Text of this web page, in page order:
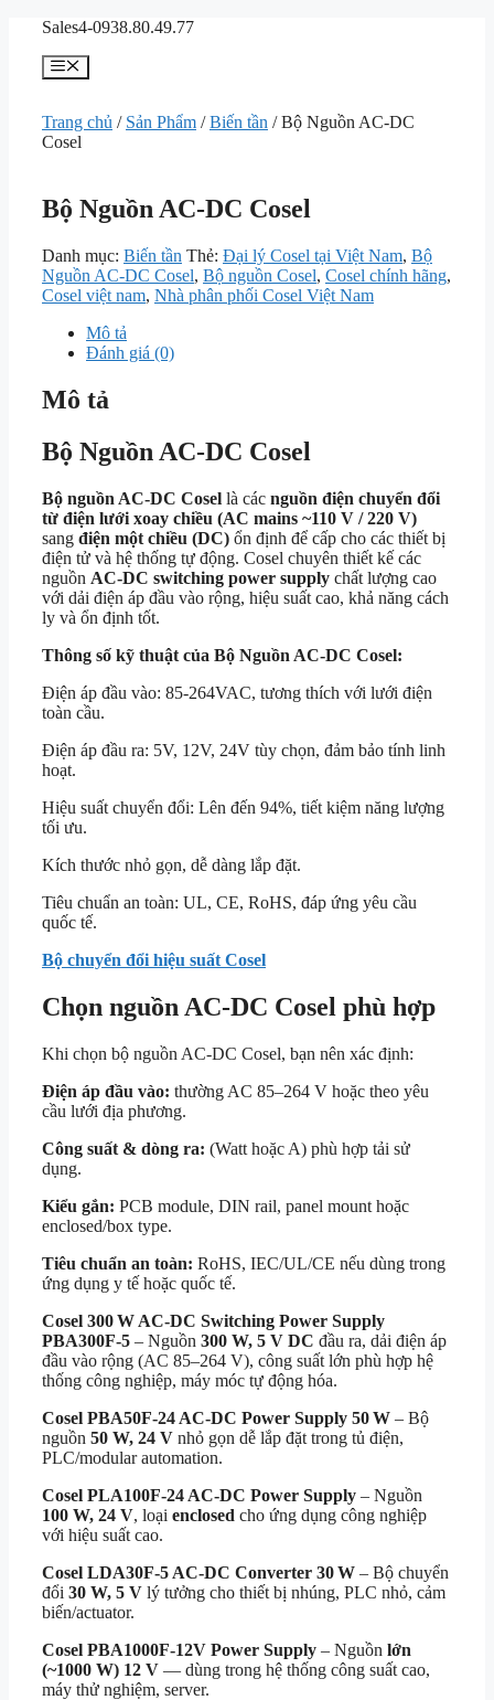
Chuyển
dung
Sales4-0938.80.49.77
Menu
Trang chủ / Sản Phẩm /Biến tần / Bộ Nguồn AC-DC
Cosel
Bộ Nguồn AC-DC Cosel
Danh mục: Biến tần Thẻ: Đại lý Cosel tại Việt Nam, Bộ
Nguồn AC-DC Cosel, Bộ nguồn Cosel, Cosel chính hãng,
Cosel việt nam, Nhà phân phối Cosel Việt Nam
Mô tả
Đánh giá (0)
Mô tả
Bộ Nguồn AC-DC Cosel
Bộ nguồn AC-DC Cosel là các nguồn điện chuyển đổi
từ điện lưới xoay chiều (AC mains ~110 V / 220 V)
sang điện một chiều (DC) ổn định để cấp cho các thiết bị
điện tử và hệ thống tự động. Cosel chuyên thiết kế các
nguồn AC-DC switching power supply chất lượng cao
với dải điện áp đầu vào rộng, hiệu suất cao, khả năng cách
ly và ổn định tốt.
Thông số kỹ thuật của Bộ Nguồn AC-DC Cosel:
Điện áp đầu vào: 85-264VAC, tương thích với lưới điện
toàn cầu.
Điện áp đầu ra: 5V, 12V, 24V tùy chọn, đảm bảo tính linh
hoạt.
Hiệu suất chuyển đổi: Lên đến 94%, tiết kiệm năng lượng
tối ưu.
Kích thước nhỏ gọn, dễ dàng lắp đặt.
Tiêu chuẩn an toàn: UL, CE, RoHS, đáp ứng yêu cầu
quốc tế.
Bộ chuyển đổi hiệu suất Cosel
Chọn nguồn AC-DC Cosel phù hợp
Khi chọn bộ nguồn AC-DC Cosel, bạn nên xác định:
Điện áp đầu vào: thường AC 85–264 V hoặc theo yêu
cầu lưới địa phương.
Công suất & dòng ra: (Watt hoặc A) phù hợp tải sử
dụng.
Kiểu gắn: PCB module, DIN rail, panel mount hoặc
enclosed/box type.
Tiêu chuẩn an toàn: RoHS, IEC/UL/CE nếu dùng trong
ứng dụng y tế hoặc quốc tế.
Cosel 300 W AC‑DC Switching Power Supply
PBA300F‑5 – Nguồn 300 W, 5 V DC đầu ra, dải điện áp
đầu vào rộng (AC 85–264 V), công suất lớn phù hợp hệ
thống công nghiệp, máy móc tự động hóa.
Cosel PBA50F‑24 AC‑DC Power Supply 50 W – Bộ
nguồn 50 W, 24 V nhỏ gọn dễ lắp đặt trong tủ điện,
PLC/modular automation.
Cosel PLA100F‑24 AC‑DC Power Supply – Nguồn
100 W, 24 V, loại enclosed cho ứng dụng công nghiệp
với hiệu suất cao.
Cosel LDA30F‑5 AC‑DC Converter 30 W – Bộ chuyển
đổi 30 W, 5 V lý tưởng cho thiết bị nhúng, PLC nhỏ, cảm
biến/actuator.
Cosel PBA1000F‑12V Power Supply – Nguồn lớn
(~1000 W) 12 V — dùng trong hệ thống công suất cao,
máy thử nghiệm, server.